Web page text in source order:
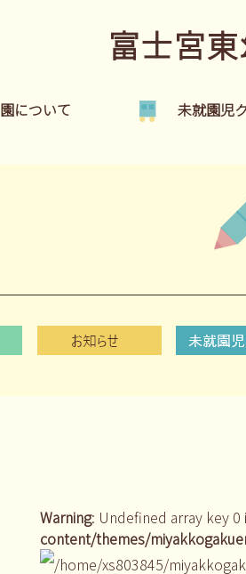
富士宮
園について 未就園児
Warning: Undefined array key 0
content/themes/
/home/xs803845/